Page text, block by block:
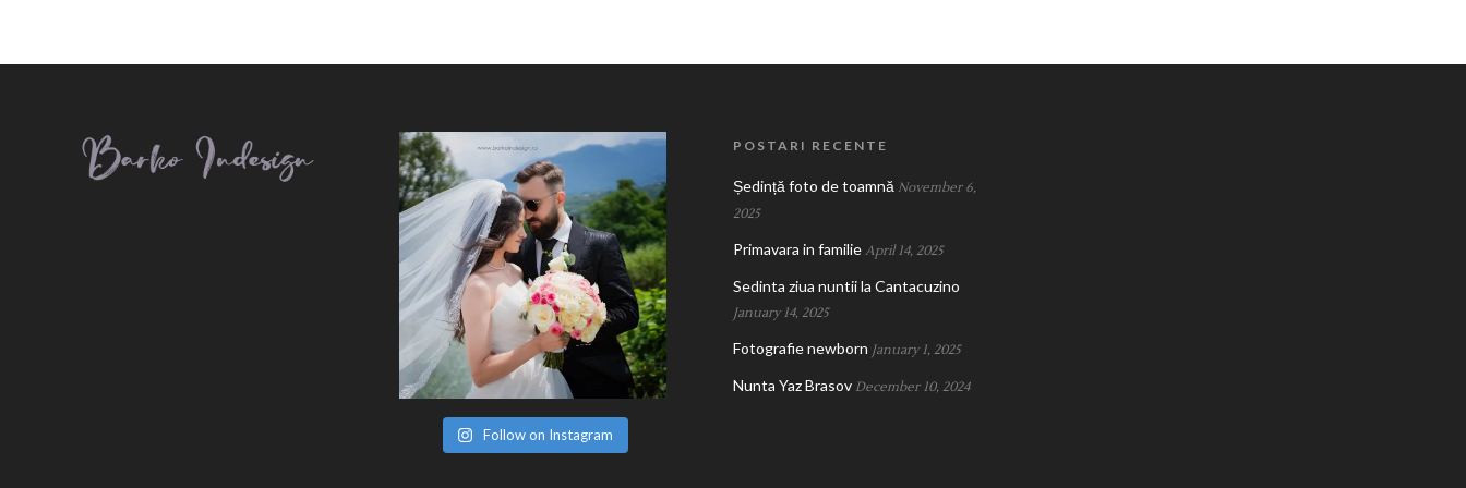
Follow on Instagram
POSTARI RECENTE
Ședință foto de toamnă November 6,
2025
Primavara in familie April 14, 2025
Sedinta ziua nuntii la Cantacuzino
January 14, 2025
Fotografie newborn January 1, 2025
Nunta Yaz Brasov December 10, 2024